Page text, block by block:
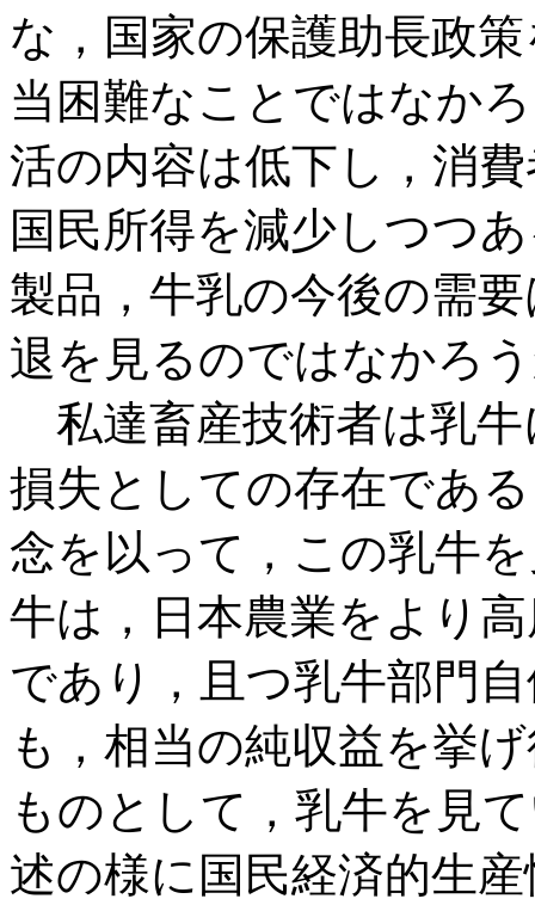
な，国家の保護助長政
当困難なことではなか
活の内容は低下し，消
国民所得を減少しつつ
製品，牛乳の今後の需
退を見るのではなかろ
私達畜産技術者は乳牛
損失としての存在であ
念を以って，この乳牛
牛は，日本農業をより
であり，且つ乳牛部門
も，相当の純収益を挙
ものとして，乳牛を見
述の様に国民経済的生